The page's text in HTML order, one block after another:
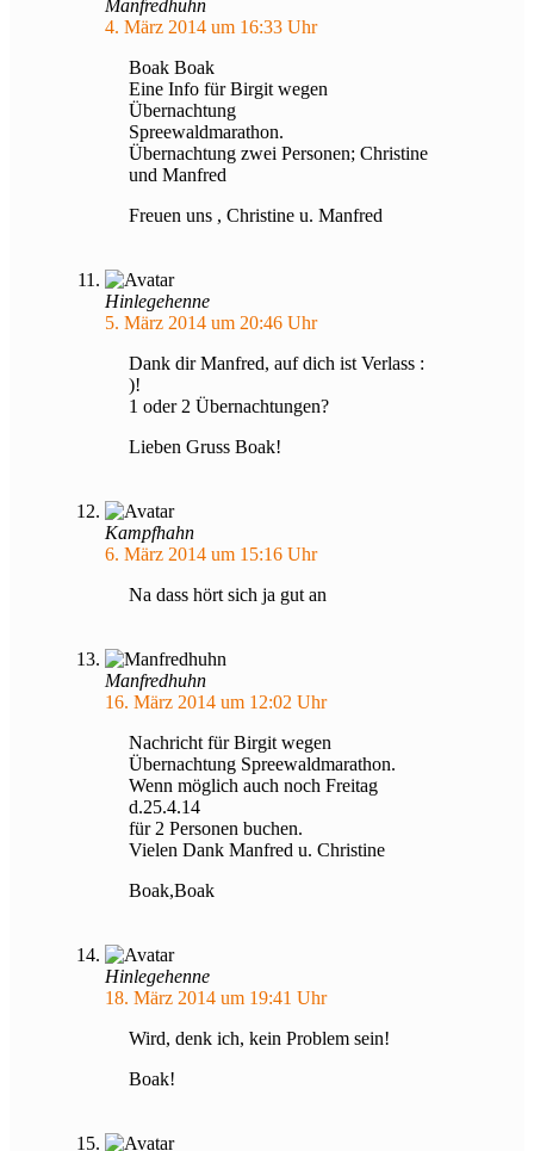
Manfredhuhn
4. März 2014 um 16:33 Uhr
Boak Boak
Eine Info für Birgit wegen
Übernachtung
Spreewaldmarathon.
Übernachtung zwei Personen; Christine
und Manfred
Freuen uns , Christine u. Manfred
Hinlegehenne
5. März 2014 um 20:46 Uhr
Dank dir Manfred, auf dich ist Verlass :
)!
1 oder 2 Übernachtungen?
Lieben Gruss Boak!
Kampfhahn
6. März 2014 um 15:16 Uhr
Na dass hört sich ja gut an
Manfredhuhn
16. März 2014 um 12:02 Uhr
Nachricht für Birgit wegen
Übernachtung Spreewaldmarathon.
Wenn möglich auch noch Freitag
d.25.4.14
für 2 Personen buchen.
Vielen Dank Manfred u. Christine
Boak,Boak
Hinlegehenne
18. März 2014 um 19:41 Uhr
Wird, denk ich, kein Problem sein!
Boak!